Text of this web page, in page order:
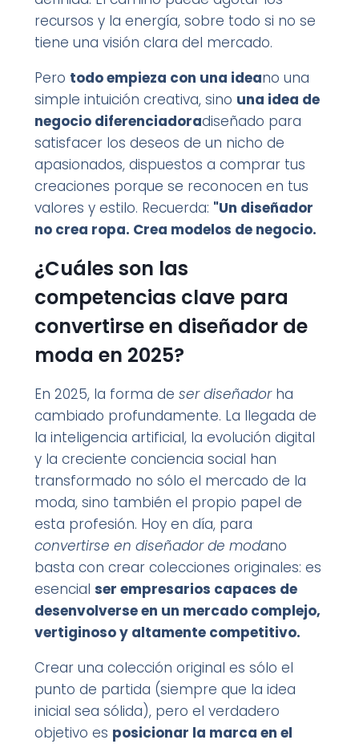
recursos y la energía, sobre todo si no se
tiene una visión clara del mercado.
Pero todo empieza con una ideano una
simple intuición creativa, sino una idea de
negocio diferenciadoradiseñado para
satisfacer los deseos de un nicho de
apasionados, dispuestos a comprar tus
creaciones porque se reconocen en tus
valores y estilo. Recuerda: "Un diseñador
no crea ropa. Crea modelos de negocio.
¿Cuáles son las
competencias clave para
convertirse en diseñador de
moda en 2025?
En 2025, la forma de ser diseñador ha
cambiado profundamente. La llegada de
la inteligencia artificial, la evolución digital
y la creciente conciencia social han
transformado no sólo el mercado de la
moda, sino también el propio papel de
esta profesión. Hoy en día, para
convertirse en diseñador de modano
basta con crear colecciones originales: es
esencial ser empresarios capaces de
desenvolverse en un mercado complejo,
vertiginoso y altamente competitivo.
Crear una colección original es sólo el
punto de partida (siempre que la idea
inicial sea sólida), pero el verdadero
objetivo es posicionar la marca en el